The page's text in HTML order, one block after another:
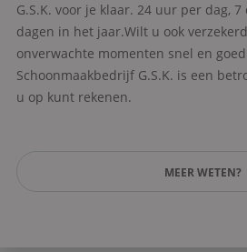
G.S.K. voor je klaar. 24 uur per dag,
dagen in het jaar.Wilt u ook
onverwachte momenten snel en
Schoonmaakbedrijf G.S.K. is een
u op kunt rekenen.
MEER WETEN?